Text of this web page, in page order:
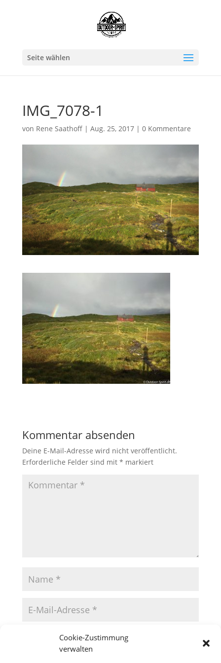
Cookie-Zustimmung
verwalten
Seite wählen
IMG_7078-1
von Rene Saathoff| Aug. 25, 2017| 0 Kommentare
Kommentar absenden
Deine E-Mail-Adresse wird nicht veröffentlicht.
Erforderliche Felder sind mit * markiert